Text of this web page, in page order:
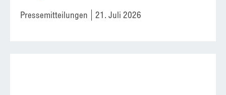
Pressemitteilungen 21. Juli 2026